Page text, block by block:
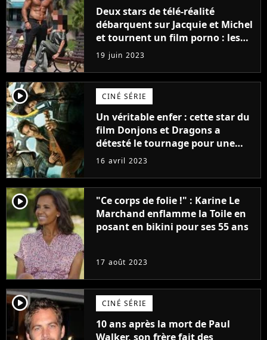
Deux stars de télé-réalité
débarquent sur Jacquie et Michel
et tournent un film porno : les
premières images du tournage
(exclu)
19 juin 2023
player2 CINÉ SÉRIE
Un véritable enfer : cette star du
film Donjons et Dragons a
détesté le tournage pour une
raison très spéciale
16 avril 2023
player2
"Ce corps de folie !" : Karine Le
Marchand enflamme la Toile en
posant en bikini pour ses 55 ans
17 août 2023
player2 CINÉ SÉRIE
10 ans après la mort de Paul
Walker, son frère fait des